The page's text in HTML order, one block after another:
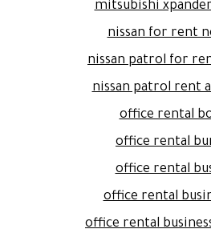
mitsubishi
nissan for rent
nissan patrol for
nissan patrol rent
office rental
office rental
office rental
office rental
office rental